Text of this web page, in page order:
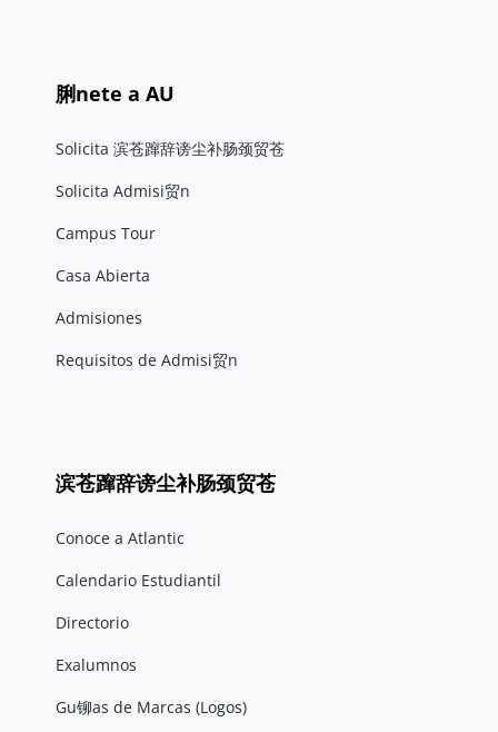
脷nete a AU
Solicita 滨苍蹿辞谤尘补肠颈贸苍
Solicita Admisi贸n
Campus Tour
Casa Abierta
Admisiones
Requisitos de Admisi贸n
滨苍蹿辞谤尘补肠颈贸苍
Conoce a Atlantic
Calendario Estudiantil
Directorio
Exalumnos
Gu铆as de Marcas (Logos)